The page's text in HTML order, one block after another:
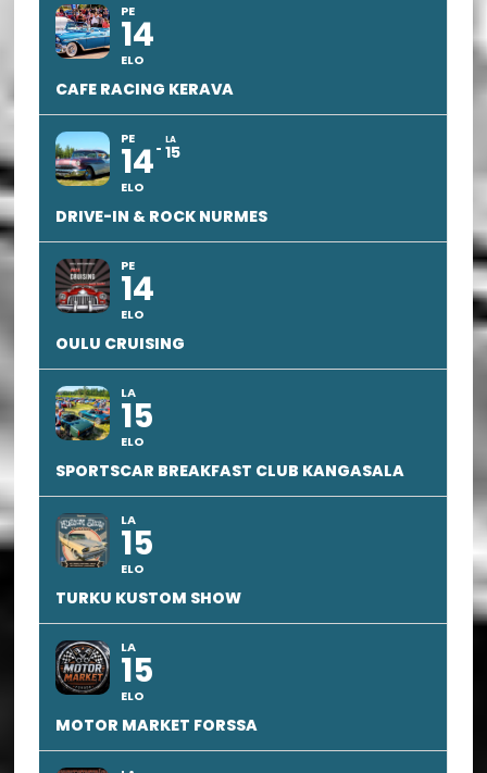
PE
14
ELO
CAFE RACING KERAVA
PE
14
ELO
LA
15
DRIVE-IN & ROCK NURMES
PE
14
ELO
OULU CRUISING
LA
15
ELO
SPORTSCAR BREAKFAST CLUB KANGASALA
LA
15
ELO
TURKU KUSTOM SHOW
LA
15
ELO
MOTOR MARKET FORSSA